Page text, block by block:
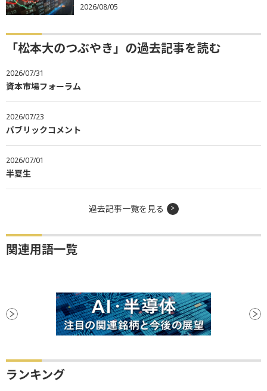
2026/08/05
「松本大のつぶやき」の過去記事を読む
2026/07/31
資本市場フォーラム
2026/07/23
パブリックコメント
2026/07/01
半夏生
過去記事一覧を見る
関連用語一覧
ランキング